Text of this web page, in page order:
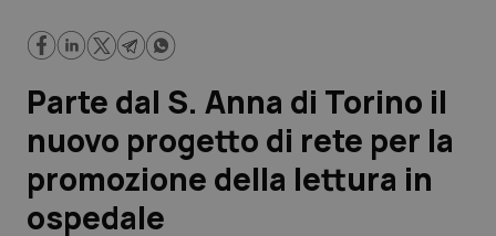
Regioni e Asl
Lavoro e Professioni
Scienza e Farmaci
Studi e Analisi
Parte dal S. Anna di Torino il
nuovo progetto di rete per la
promozione della lettura in
ospedale